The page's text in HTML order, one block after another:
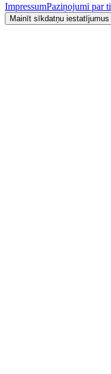
ImpressumPaziņojumi par
Mainīt sīkdatņu iestatījumus